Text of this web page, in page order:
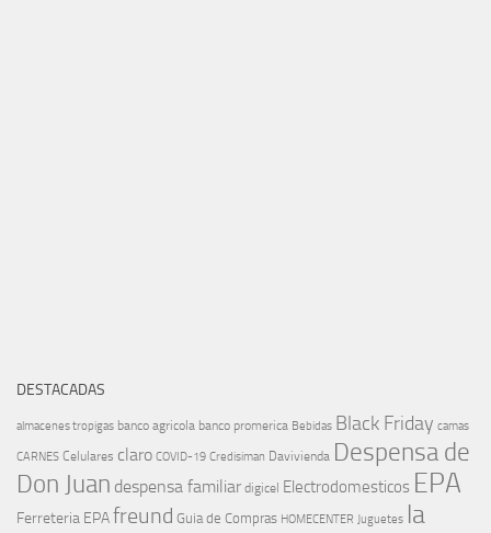
DESTACADAS
almacenes tropigas banco agricola banco promerica Bebidas Black Friday camas
CARNES Celulares claro COVID-19 Credisiman Davivienda Despensa de
Don Juan despensa familiar digicel Electrodomesticos EPA
Ferreteria EPAfreund Guia de Compras HOMECENTER Juguetes la